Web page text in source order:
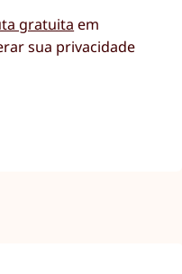
gratuita em
sua privacidade